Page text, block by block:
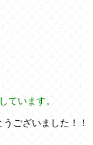
ています。
ございました！！